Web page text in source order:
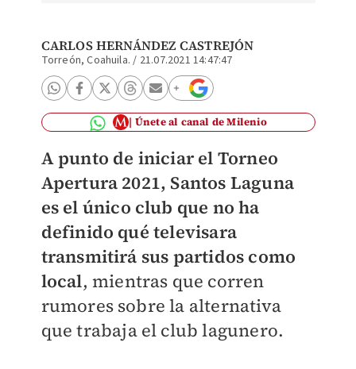
CARLOS HERNÁNDEZ CASTREJÓN
Torreón, Coahuila. / 21.07.2021 14:47:47
Únete al canal de Milenio
A punto de iniciar el Torneo
Apertura 2021, Santos Laguna
es el único club que no ha
definido qué televisara
transmitirá sus partidos como
local, mientras que corren
rumores sobre la alternativa
que trabaja el club lagunero.